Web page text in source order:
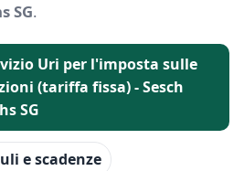
SG.
Uri per l'imposta sulle
(tariffa fissa) - Sesch
SG
e scadenze